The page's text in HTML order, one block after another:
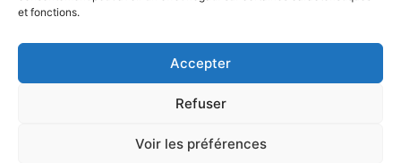
et fonctions.
Accepter
Refuser
Voir les préférences
Plan du site
Accessibilité
Accès à l'information
Déclaration de services